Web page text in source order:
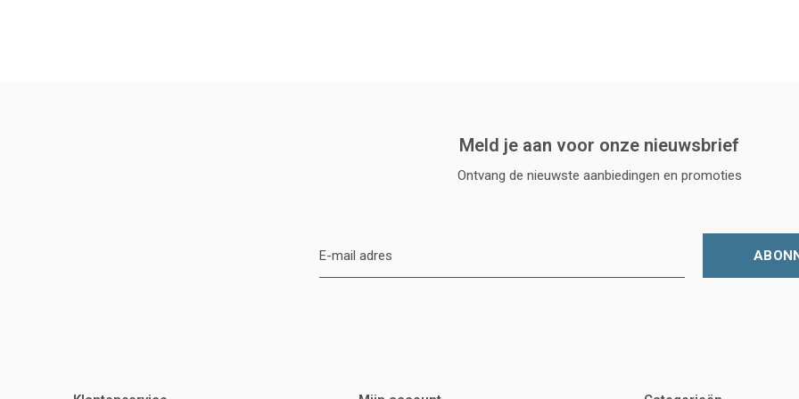
Meld je aan voor onze nieuwsbrief
Ontvang de nieuwste aanbiedingen en promoties